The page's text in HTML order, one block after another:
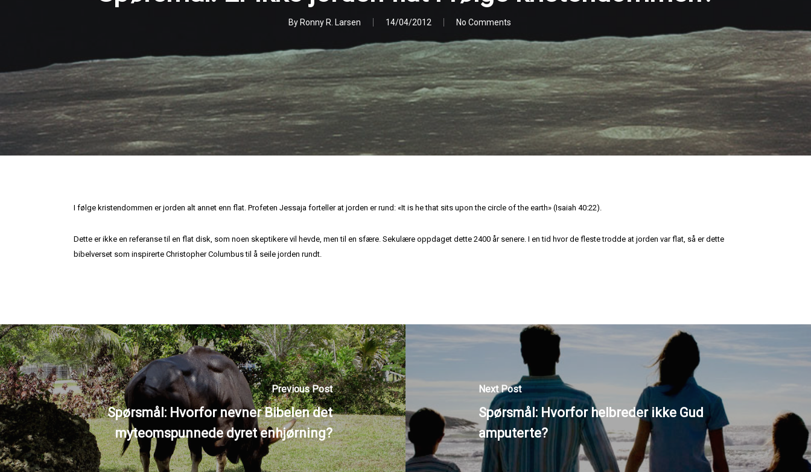
By Ronny R. Larsen 14/04/2012 No Comments
I følge kristendommen er jorden alt annet enn flat. Profeten Jessaja forteller at jorden er rund: «It is he that sits upon the circle of the earth» (Isaiah 40:22).
Dette er ikke en referanse til en flat disk, som noen skeptikere vil hevde, men til en sfære. Sekulære oppdaget dette 2400 år senere. I en tid hvor de fleste trodde at jorden var flat, så er dette
bibelverset som inspirerte Christopher Columbus til å seile jorden rundt.
Previous Post
Spørsmål: Hvorfor nevner Bibelen det
myteomspunnede dyret enhjørning?
Next Post
Spørsmål: Hvorfor helbreder ikke Gud
amputerte?